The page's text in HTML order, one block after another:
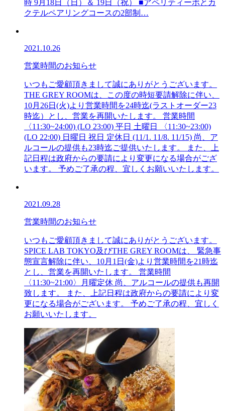
時 9月18日（日）＆ 19日（祝） ■アペリティーボとカ
クテルペアリングコースの2部制…
2021.10.26
営業時間のお知らせ
いつもご愛顧頂きまして誠にありがとうございます。
THE GREY ROOMは、この度の時短要請解除に伴い、
10月26日(火)より営業時間を24時迄(ラストオーダー23
時迄）とし、営業を再開いたします。 営業時間
〈11:30~24:00) (LO 23:00) 平日 土曜日 〈11:30~23:00)
(LO 22:00) 日曜日 祝日 定休日 (11/1. 11/8. 11/15) 尚、ア
ルコールの提供も23時迄ご提供いたします。 また、上
記日程は政府からの要請により変更になる場合がござ
います。 予めご了承の程、宜しくお願いいたします。
2021.09.28
営業時間のお知らせ
いつもご愛顧頂きまして誠にありがとうございます。
SPICE LAB TOKYO及びTHE GREY ROOMは、 緊急事
態宣言解除に伴い、10月1日(金)より営業時間を21時迄
とし、営業を再開いたします。 営業時間
〈11:30~21:00〉月曜定休 尚、アルコールの提供も再開
致します。 また、上記日程は政府からの要請により変
更になる場合がございます。 予めご了承の程、宜しく
お願いいたします。